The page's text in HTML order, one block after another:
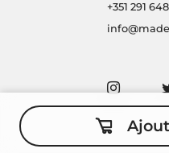
+351 291